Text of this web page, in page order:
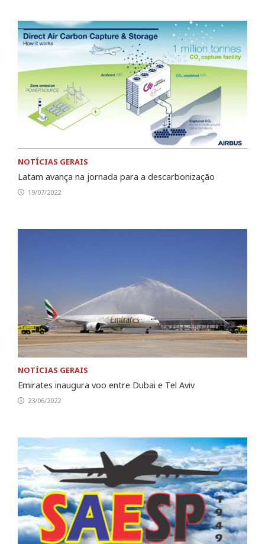
NOTÍCIAS GERAIS
Latam avança na jornada para a descarbonização
19/07/2022
NOTÍCIAS GERAIS
Emirates inaugura voo entre Dubai e Tel Aviv
23/06/2022